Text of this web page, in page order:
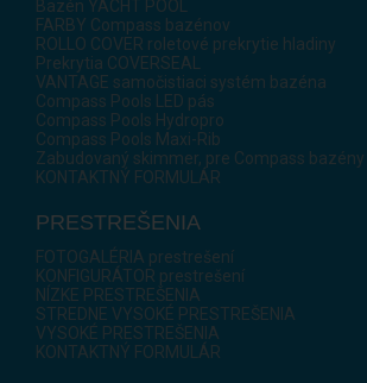
Bazén YACHT POOL
FARBY Compass bazénov
ROLLO COVER roletové prekrytie hladiny
Prekrytia COVERSEAL
VANTAGE samočistiaci systém bazéna
Compass Pools LED pás
Compass Pools Hydropro
Compass Pools Maxi-Rib
Zabudovaný skimmer, pre Compass bazény
KONTAKTNÝ FORMULÁR
PRESTREŠENIA
FOTOGALÉRIA prestrešení
KONFIGURÁTOR prestrešení
NÍZKE PRESTREŠENIA
STREDNE VYSOKÉ PRESTREŠENIA
VYSOKÉ PRESTREŠENIA
KONTAKTNÝ FORMULÁR